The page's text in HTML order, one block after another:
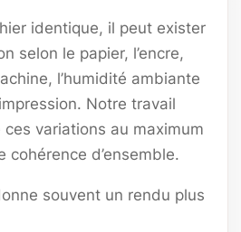
identique, il peut exister
selon le papier, l’encre,
l’humidité ambiante
Notre travail
variations au maximum
cohérence d’ensemble.
souvent un rendu plus